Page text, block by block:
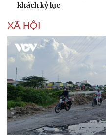
khách kỷ lục
XÃ HỘI